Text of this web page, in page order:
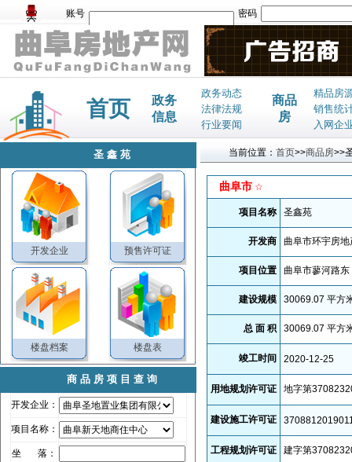
账号 密码
首页
政务
信息
政务动态
法律法规
行业要闻
商品
房
精品房
销售统
入网企
圣鑫苑
开发企业 预售许可证
楼盘档案 楼盘表
商品房项目查询
开发企业：
项目名称：
坐 落：
当前位置： 首页>>商品房>>
曲阜市 ☆
项目名称 圣鑫苑
开发商 曲阜市环宇房
项目位置 曲阜市蓼河路
建设规模 30069.07 平方
总 面 积 30069.07 平方
竣工时间 2020-12-25
用地规划许可证 地字第
建设施工许可证
工程规划许可证 建字第